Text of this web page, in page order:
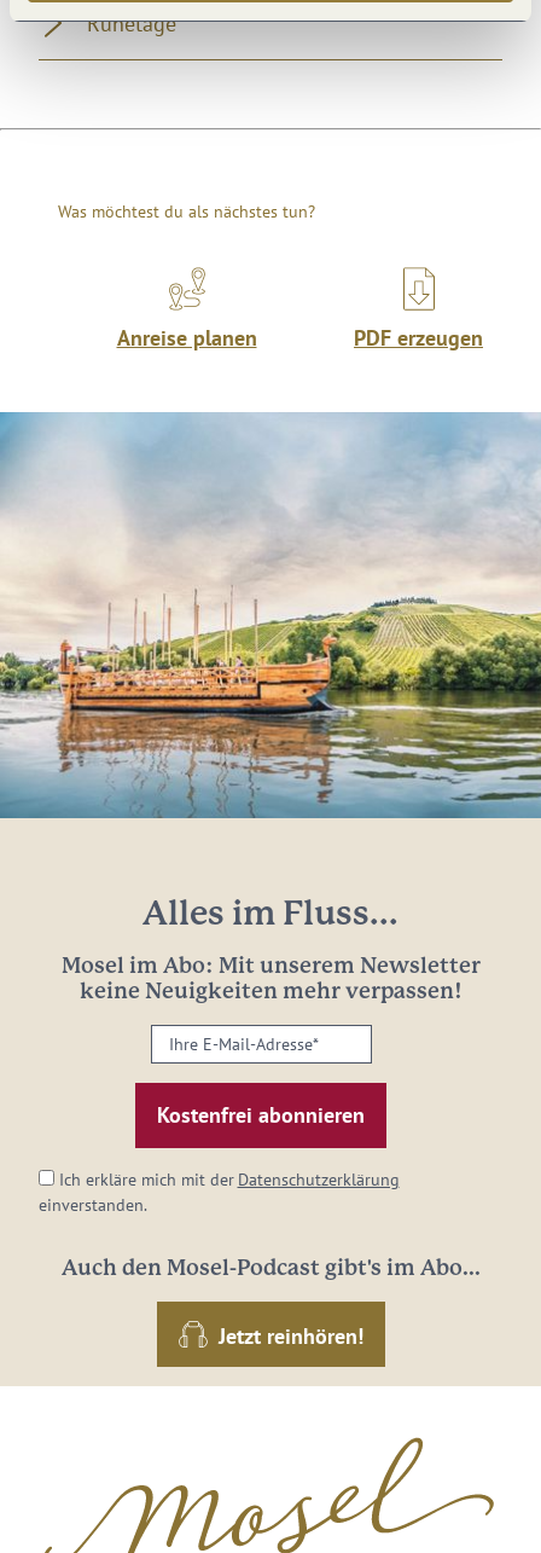
Ruhetage
Was möchtest du als nächstes tun?
Anreise planen PDF erzeugen
Alles im Fluss...
Mosel im Abo: Mit unserem Newsletter
keine Neuigkeiten mehr verpassen!
Ihre
E-
Mail-
Adresse:
Ich erkläre mich mit der Datenschutzerklärung
einverstanden.
Auch den Mosel-Podcast gibt's im Abo...
Jetzt reinhören!